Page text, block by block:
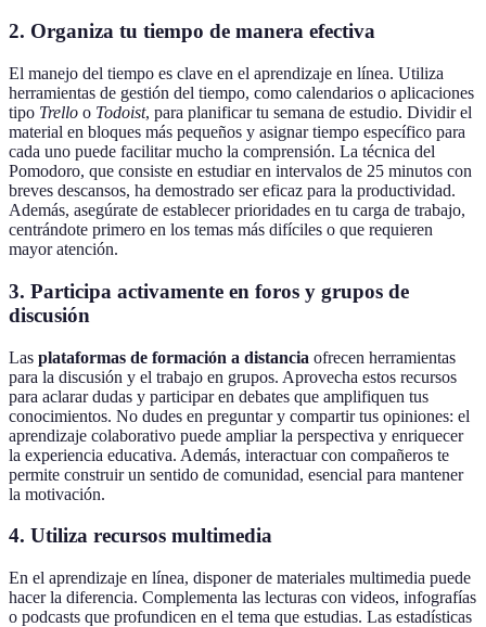
2. Organiza tu tiempo de manera efectiva
El manejo del tiempo es clave en el aprendizaje en línea. Utiliza
herramientas de gestión del tiempo, como calendarios o aplicaciones
tipo Trello o Todoist, para planificar tu semana de estudio. Dividir el
material en bloques más pequeños y asignar tiempo específico para
cada uno puede facilitar mucho la comprensión. La técnica del
Pomodoro, que consiste en estudiar en intervalos de 25 minutos con
breves descansos, ha demostrado ser eficaz para la productividad.
Además, asegúrate de establecer prioridades en tu carga de trabajo,
centrándote primero en los temas más difíciles o que requieren
mayor atención.
3. Participa activamente en foros y grupos de
discusión
Las plataformas de formación a distancia ofrecen herramientas
para la discusión y el trabajo en grupos. Aprovecha estos recursos
para aclarar dudas y participar en debates que amplifiquen tus
conocimientos. No dudes en preguntar y compartir tus opiniones: el
aprendizaje colaborativo puede ampliar la perspectiva y enriquecer
la experiencia educativa. Además, interactuar con compañeros te
permite construir un sentido de comunidad, esencial para mantener
la motivación.
4. Utiliza recursos multimedia
En el aprendizaje en línea, disponer de materiales multimedia puede
hacer la diferencia. Complementa las lecturas con videos, infografías
o podcasts que profundicen en el tema que estudias. Las estadísticas